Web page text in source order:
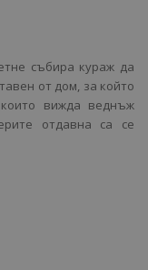
събира кураж да
от дом, за който
вижда веднъж
отдавна са се